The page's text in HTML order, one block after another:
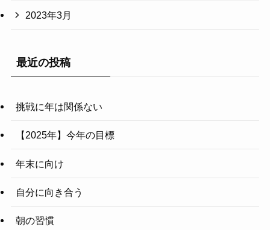
2023年3月
最近の投稿
挑戦に年は関係ない
【2025年】今年の目標
年末に向け
自分に向き合う
朝の習慣